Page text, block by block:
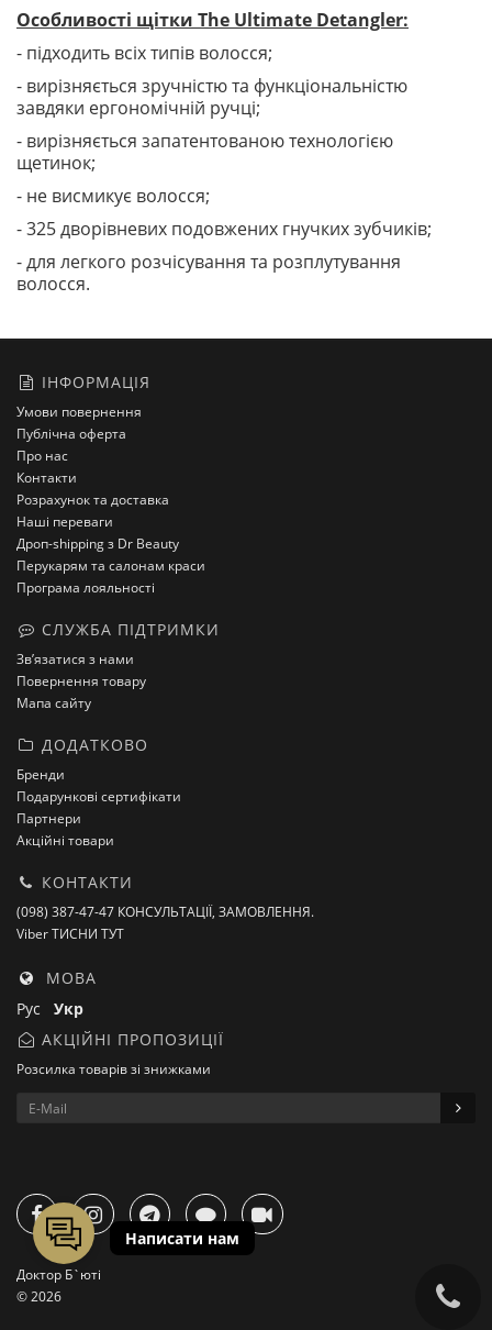
Особливості щітки The Ultimate Detangler:
- підходить всіх типів волосся;
- вирізняється зручністю та функціональністю
завдяки ергономічній ручці;
- вирізняється запатентованою технологією
щетинок;
- не висмикує волосся;
- 325 дворівневих подовжених гнучких зубчиків;
- для легкого розчісування та розплутування
волосся.
ІНФОРМАЦІЯ
Умови повернення
Публічна оферта
Про нас
Контакти
Розрахунок та доставка
Наші переваги
Дроп-shipping з Dr Beauty
Перукарям та салонам краси
Програма лояльності
СЛУЖБА ПІДТРИМКИ
Зв’язатися з нами
Повернення товару
Мапа сайту
ДОДАТКОВО
Бренди
Подарункові сертифікати
Партнери
Акційні товари
КОНТАКТИ
(098) 387-47-47 КОНСУЛЬТАЦІЇ, ЗАМОВЛЕННЯ.
Viber ТИСНИ ТУТ
МОВА
Рус Укр
АКЦІЙНІ ПРОПОЗИЦІЇ
Розсилка товарів зі знижками
Доктор Б`юті
© 2026